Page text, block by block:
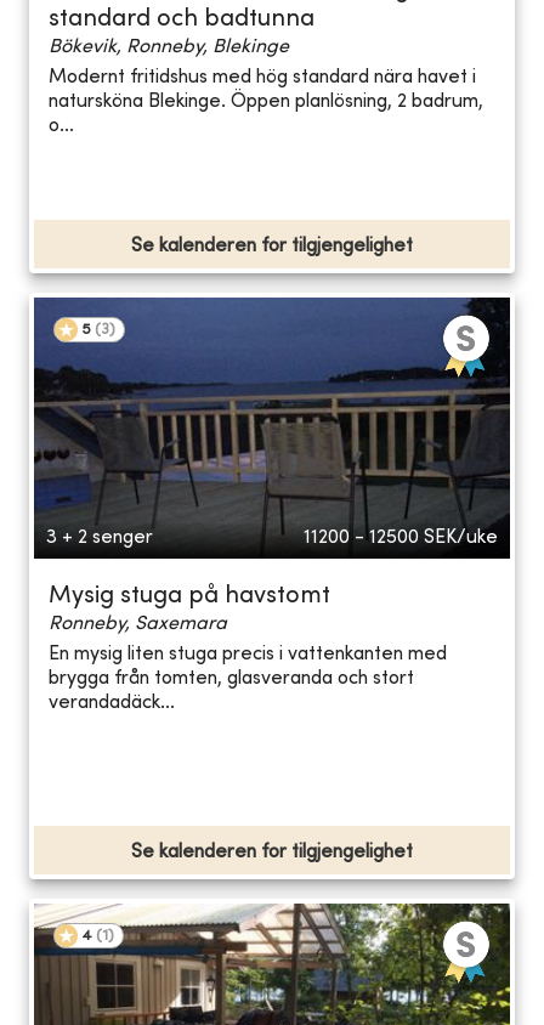
standard och badtunna
Bökevik, Ronneby, Blekinge
Modernt fritidshus med hög standard nära havet i
natursköna Blekinge. Öppen planlösning, 2 badrum,
o...
Se kalenderen for tilgjengelighet
5 (3)
3 + 2 senger 11200 - 12500 SEK/uke
Mysig stuga på havstomt
Ronneby, Saxemara
En mysig liten stuga precis i vattenkanten med
brygga från tomten, glasveranda och stort
verandadäck...
Se kalenderen for tilgjengelighet
4 (1 )